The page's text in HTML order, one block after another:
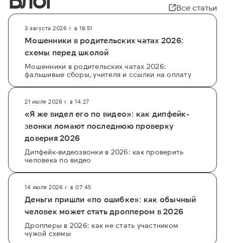
Все статьи
3 августа 2026 г. в 18:51
Мошенники в родительских чатах 2026:
схемы перед школой
Мошенники в родительских чатах 2026:
фальшивые сборы, учителя и ссылки на оплату
21 июля 2026 г. в 14:27
«Я же видел его по видео»: как дипфейк-
звонки ломают последнюю проверку
доверия 2026
Дипфейк-видеозвонки в 2026: как проверить
человека по видео
14 июля 2026 г. в 07:45
Деньги пришли «по ошибке»: как обычный
человек может стать дроппером в 2026
Дропперы в 2026: как не стать участником
чужой схемы